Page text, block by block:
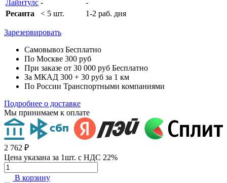
Лайнтулс -
-
Ресанта
< 5 шт. 1-2 раб. дня
Зарезервировать
Самовывоз Бесплатно
По Москве 300 руб
При заказе от 30 000 руб Бесплатно
За МКАД 300 + 30 руб за 1 км
По России Транспортными компаниями
Подробнее о доставке
Мы принимаем к оплате
2 762 ₽
Цена указана за 1шт. с НДС 22%
В корзину